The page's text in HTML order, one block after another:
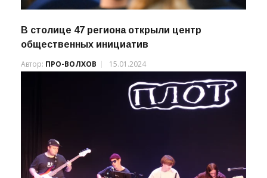
общественных инициатив
15.01.2024